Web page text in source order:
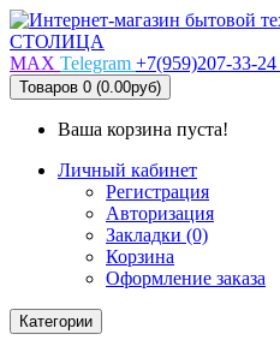
MAX Telegram +7(959)207-33-24
Товаров 0 (0.00руб)
Ваша корзина пуста!
Личный кабинет
Регистрация
Авторизация
Закладки (0)
Корзина
Оформление заказа
Категории